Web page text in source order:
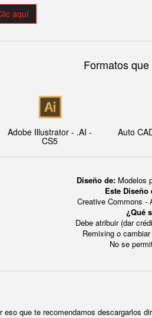
aquí
Formatos
Adobe Illustrator - .AI -
CS5
Auto
Diseño de: Modelos
Este
Creative Commons -
¿Qué
Debe atribuir (dar
Remixing o
No se
que te recomendamos descargarlos